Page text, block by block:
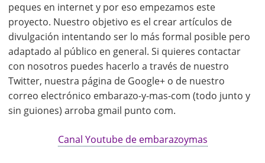
peques en internet y por eso empezamos este
proyecto. Nuestro objetivo es el crear artículos de
divulgación intentando ser lo más formal posible pero
adaptado al público en general. Si quieres contactar
con nosotros puedes hacerlo a través de nuestro
Twitter, nuestra página de Google+ o de nuestro
correo electrónico embarazo-y-mas-com (todo junto y
sin guiones) arroba gmail punto com.
Canal Youtube de embarazoymas